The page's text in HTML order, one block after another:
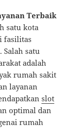
Terbaik
satu kota
fasilitas
Salah satu
adalah
rumah sakit
layanan
slot
optimal dan
rumah